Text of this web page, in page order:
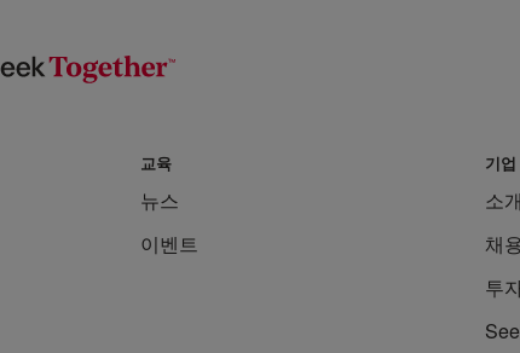
교육
뉴스
이벤트
기업
소개
채
투